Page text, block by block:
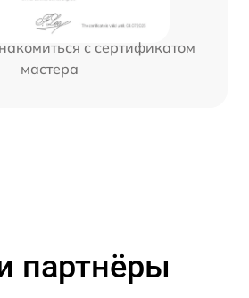
с сертификатом
мастера
партнёры